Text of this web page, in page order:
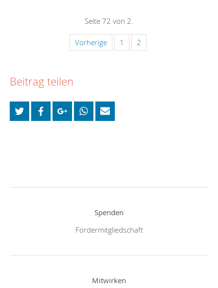
Seite 72 von 2.
Vorherige 1 2
Beitrag teilen
Spenden
Fördermitgliedschaft
Mitwirken